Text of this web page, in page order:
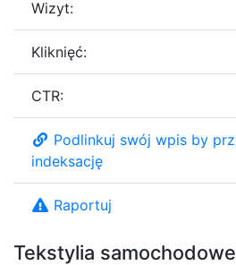
Tekstylia samochodowe
Wizyt:
Kliknięć:
CTR:
Podlinkuj swój wpis by
indeksację
Raportuj